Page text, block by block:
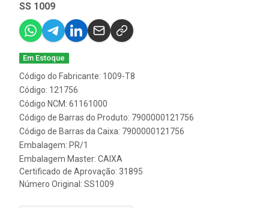
SS 1009
Em Estoque
Código do Fabricante: 1009-T8
Código: 121756
Código NCM: 61161000
Código de Barras do Produto: 7900000121756
Código de Barras da Caixa: 7900000121756
Embalagem: PR/1
Embalagem Master: CAIXA
Certificado de Aprovação: 31895
Número Original: SS1009